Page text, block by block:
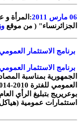
06 مارس 2011 : المرأة
الجزائرنساء" ( من موقع
برنامج الاستثمار العمومي
برنامج الاستثمار العمومي
الجمهورية بمناسبة
بوعريريج بتبليغ الرأي
استثمارات عمومية